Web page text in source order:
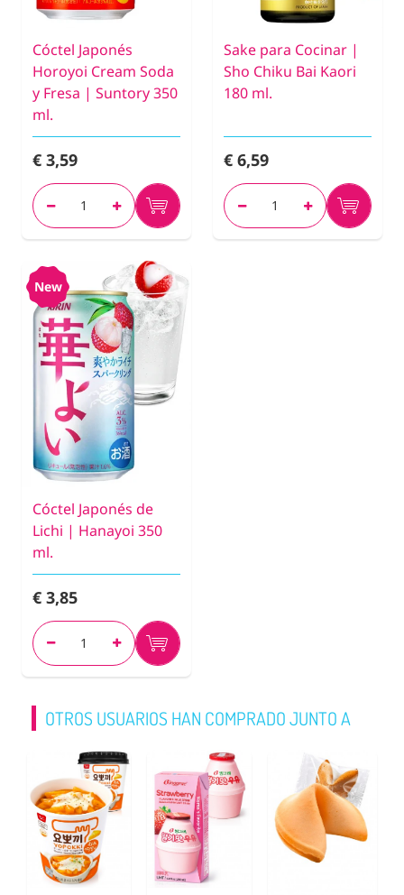
Cóctel Japonés
Horoyoi Cream Soda
y Fresa | Suntory 350
ml.
€ 3,59
Sake para Cocinar |
Sho Chiku Bai Kaori
180 ml.
€ 6,59
New
Cóctel Japonés de
Lichi | Hanayoi 350
ml.
€ 3,85
OTROS USUARIOS HAN COMPRADO JUNTO A